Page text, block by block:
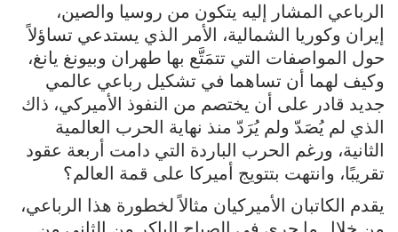
الرباعي المشار إليه يتكون من روسيا والصين،
إيران وكوريا الشمالية، الأمر الذي يستدعي تساؤلاً
حول المواصفات التي تتمَتَّع بها طهران وبيونغ يانغ،
وكيف لهما أن تساهما في تشكيل رباعي عالمي
جديد قادر على أن يختصم من النفوذ الأميركي، ذاك
الذي لم يُصَدّ ولم يُرَدّ منذ نهاية الحرب العالمية
الثانية، ورغم الحرب الباردة التي دامت أربعة عقود
تقريبًا، وانتهت بتتويج أميركا على قمة العالم؟
يقدم الكاتبان الأميركيان مثالاً لخطورة هذا الرباعي،